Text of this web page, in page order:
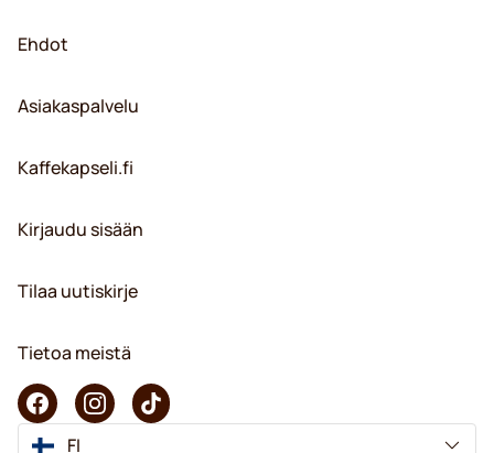
Ehdot
Asiakaspalvelu
Kaffekapseli.fi
Kirjaudu sisään
Tilaa uutiskirje
Tietoa meistä
FI